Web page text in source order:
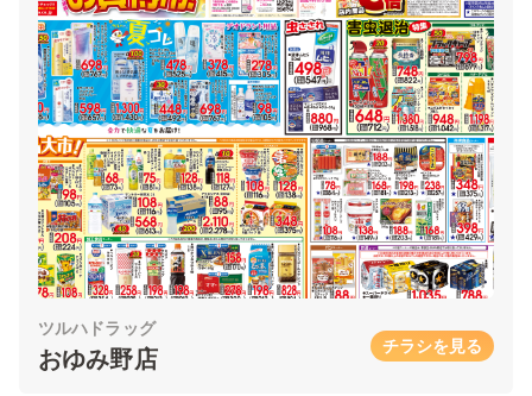
ツルハドラッグ
おゆみ野店 チラシを見る